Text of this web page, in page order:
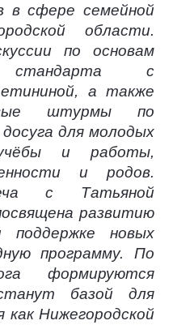
в сфере семейной
области.
по основам
стандарта с
а также
штурмы по
для молодых
и работы,
и родов.
с Татьяной
развитию
новых
программу. По
формируются
базой для
как Нижегородской